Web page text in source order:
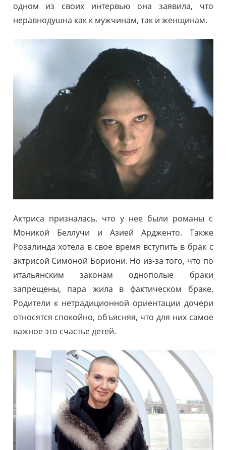
одном из своих интервью она заявила, что
неравнодушна как к мужчинам, так и женщинам.
Актриса призналась, что у нее были романы с
Моникой Беллучи и Азией Ардженто. Также
Розалинда хотела в свое время вступить в брак с
актрисой Симоной Бориони. Но из-за того, что по
итальянским законам однополые браки
запрещены, пара жила в фактическом браке.
Родители к нетрадиционной ориентации дочери
относятся спокойно, объясняя, что для них самое
важное это счастье детей.